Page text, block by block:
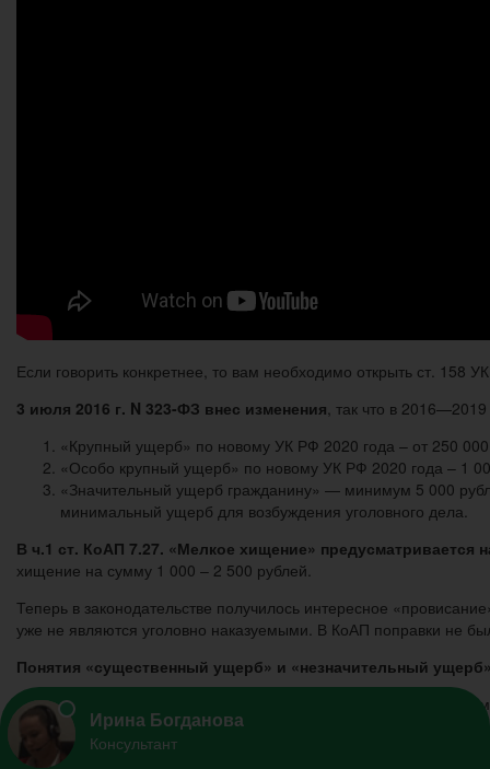
Если говорить конкретнее, то вам необходимо открыть ст. 158
3 июля 2016 г. N 323-ФЗ внес изменения , так что в 2016—2019
«Крупный ущерб» по новому УК РФ 2020 года – от 250
«Особо крупный ущерб» по новому УК РФ 2020 года – 1
«Значительный ущерб гражданину» — минимум 5 000
минимальный ущерб для возбуждения уголовного дела.
В ч.1 ст. КоАП 7.27. «Мелкое хищение» предусматривается
хищение на сумму 1 000 – 2 500 рублей.
Теперь в законодательстве получилось интересное
уже не являются уголовно наказуемыми. В КоАП поправки не
Понятия «существенный ущерб» и «незначительный
Есть отдельные преступления против собственности, по
С какой суммы ущерба наступает уголовная